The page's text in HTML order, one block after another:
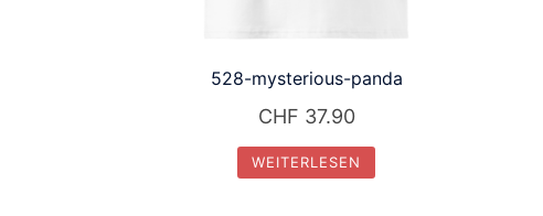
528-mysterious-panda
CHF 37.90
WEITERLESEN